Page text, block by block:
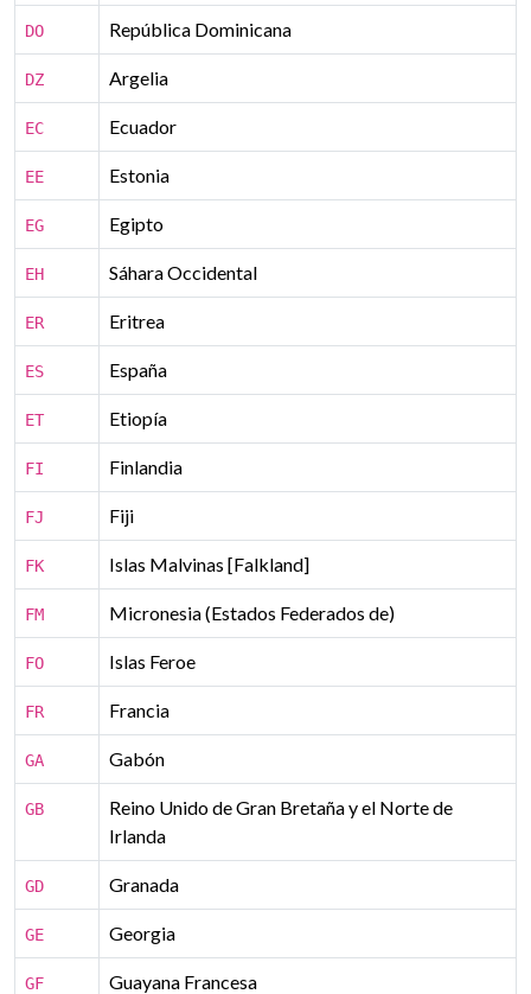
DO República Dominicana
DZ Argelia
EC Ecuador
EE Estonia
EG Egipto
EH Sáhara Occidental
ER Eritrea
ES España
ET Etiopía
FI Finlandia
FJ Fiji
FK Islas Malvinas [Falkland]
FM Micronesia (Estados Federados de)
FO Islas Feroe
FR Francia
GA Gabón
GB
Reino Unido de Gran Bretaña y el Norte de
Irlanda
GD Granada
GE Georgia
GF Guayana Francesa